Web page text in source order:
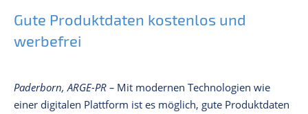
Gute Produktdaten kostenlos und
werbefrei
Paderborn, ARGE-PR – Mit modernen Technologien wie
einer digitalen Plattform ist es möglich, gute Produktdaten